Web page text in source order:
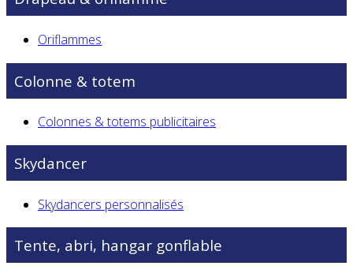
Oriflammes
Colonne & totem
Colonnes & totems publicitaires
Skydancer
Skydancers personnalisés
Tente, abri, hangar gonflable